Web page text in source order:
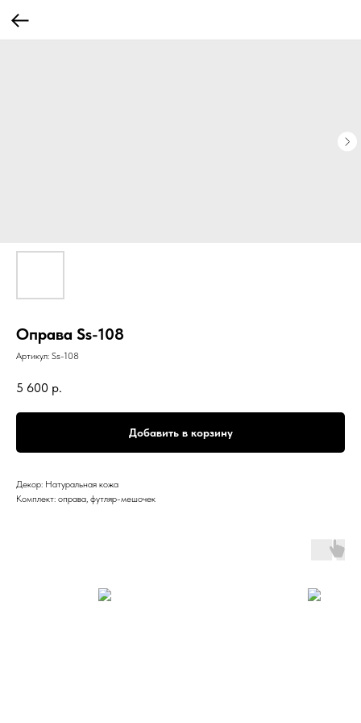
Оправа Ss-108
Артикул: Ss-108
5 600 р.
Добавить в корзину
Декор: Натуральная кожа
Комплект: оправа, футляр-мешочек